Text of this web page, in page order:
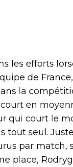
les efforts
de
la
en
qui court le
tout seul.
par match,
place,